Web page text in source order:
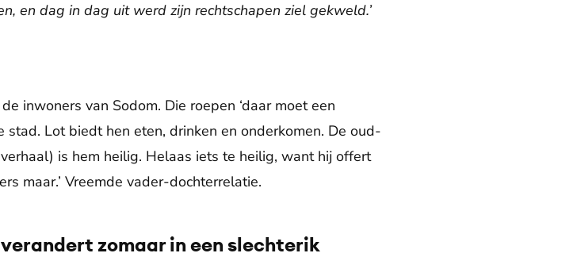
en dag in dag uit werd zijn rechtschapen ziel gekweld.’
inwoners van Sodom. Die roepen ‘daar moet een
stad. Lot biedt hen eten, drinken en onderkomen. De oud-
is hem heilig. Helaas iets te heilig, want hij offert
maar.’ Vreemde vader-dochterrelatie.
zomaar in een slechterik